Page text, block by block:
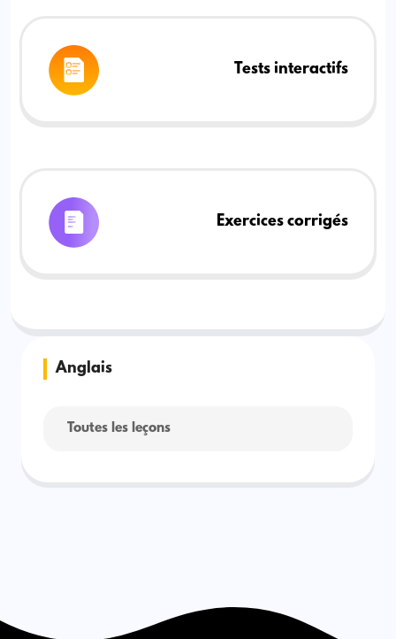
Tests interactifs
Exercices corrigés
Anglais
Toutes les leçons